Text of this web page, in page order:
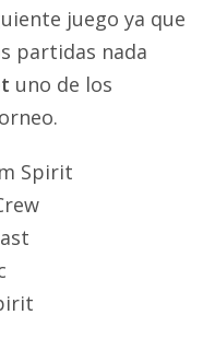
juego ya que
partidas nada
uno de los
Spirit